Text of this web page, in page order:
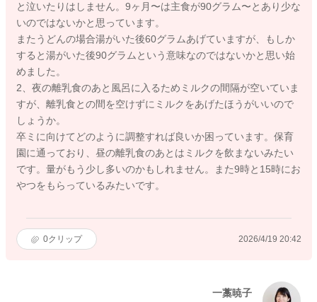
と泣いたりはしません。9ヶ月〜は主食が90グラム〜とあり少な
いのではないかと思っています。
またうどんの場合湯がいた後60グラムあげていますが、もしか
すると湯がいた後90グラムという意味なのではないかと思い始
めました。
2、夜の離乳食のあと風呂に入るためミルクの間隔が空いていま
すが、離乳食との間を空けずにミルクをあげたほうがいいので
しょうか。
卒ミに向けてどのように調整すれば良いか困っています。保育
園に通っており、昼の離乳食のあとはミルクを飲まないみたい
です。量がもう少し多いのかもしれません。また9時と15時にお
やつをもらっているみたいです。
0クリップ 2026/4/19 20:42
一藁暁子